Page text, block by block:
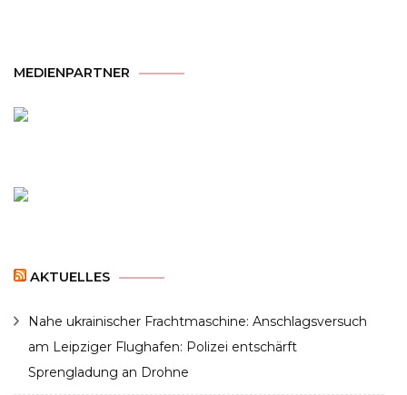
MEDIENPARTNER
AKTUELLES
Nahe ukrainischer Frachtmaschine: Anschlagsversuch
am Leipziger Flughafen: Polizei entschärft
Sprengladung an Drohne